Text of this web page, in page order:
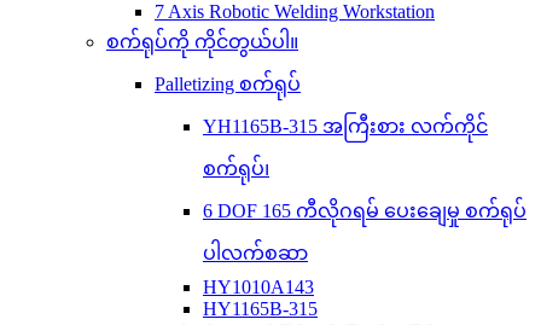
7 Axis Robotic Welding Workstation
စက်ရုပ်ကို ကိုင်တွယ်ပါ။
Palletizing စက်ရုပ်
YH1165B-315 အကြီးစား လက်ကိုင်
စက်ရုပ်၊
6 DOF 165 ကီလိုဂရမ် ပေးချေမှု စက်ရုပ်
ပါလက်စဆာ
HY1010A143
HY1165B-315